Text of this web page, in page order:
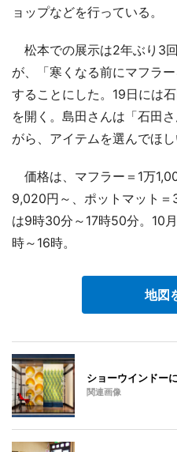
ョップなどを行っている。
松本での展示は2年ぶり3
が、「寒くなる前にマフラ
することにした。19日には
を開く。島田さんは「石田
がら、アイテムを選んでほし
価格は、マフラー＝1万
9,020円～、ポットマット
は9時30分～17時50分。10
時～16時。
地図
ショーウインドー
関連画像